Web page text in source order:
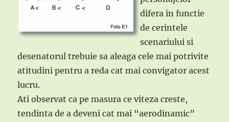
difera in functie
de cerintele
scenariului si
desenatorul trebuie sa aleaga cele mai potrivite
atitudini pentru a reda cat mai convigator acest
lucru.
Ati observat ca pe masura ce viteza creste,
tendinta de a deveni cat mai “aerodinamic”